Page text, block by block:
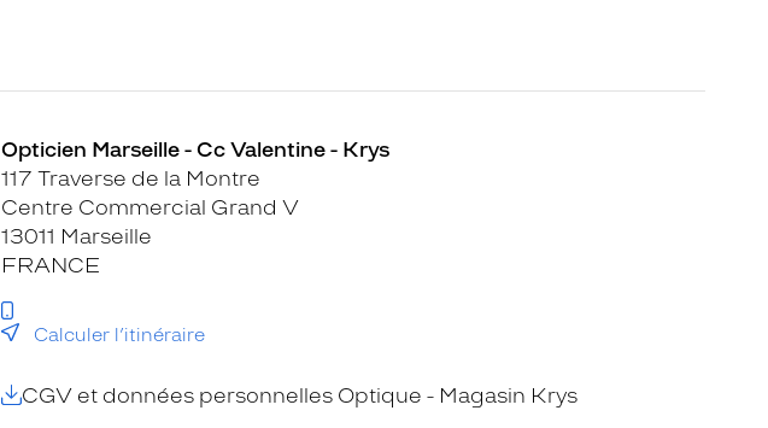
Opticien Marseille - Cc Valentine - Krys
117 Traverse de la Montre
Centre Commercial Grand V
13011 Marseille
FRANCE
Calculer l’itinéraire
CGV et données personnelles Optique - Magasin Krys